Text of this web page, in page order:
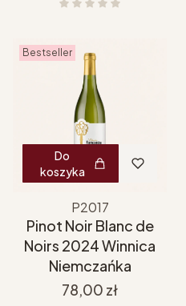
Bestseller
Do
koszyka
P2017
Pinot Noir Blanc de
Noirs 2024 Winnica
Niemczańka
Cena
78,00 zł